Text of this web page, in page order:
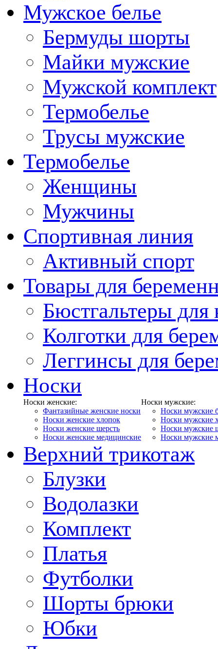
Мужское белье
Бермуды шорты
Майки мужские
Мужской комплект
Термобелье
Трусы мужские
Термобелье
Женщины
Мужчины
Спортивная линия
Активный спорт
Товары для
Бюстгальтеры
Колготки для
Леггинсы для
Носки
Носки женские:
Фантазийные женские носки
Носки женские хлопок
Носки женские шерсть
Носки женские медицинские
Носки мужские:
Носки мужские
Носки мужские
Носки мужские
Носки мужские
Верхний трикотаж
Блузки
Водолазки
Комплект
Платья
Футболки
Шорты брюки
Юбки